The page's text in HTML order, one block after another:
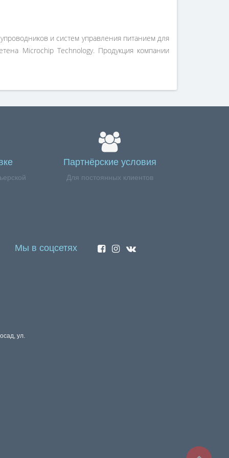
и систем управления питанием для
Microchip Technology. Продукция компании
Партнёрские условия
Для постоянных клиентов
Мы в соцсетях
ул.